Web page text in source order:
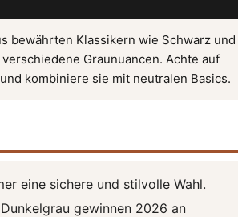
bewährten Klassikern wie Schwarz und
Graunuancen. Achte auf
kombiniere sie mit neutralen Basics.
eine sichere und stilvolle Wahl.
gewinnen 2026 an